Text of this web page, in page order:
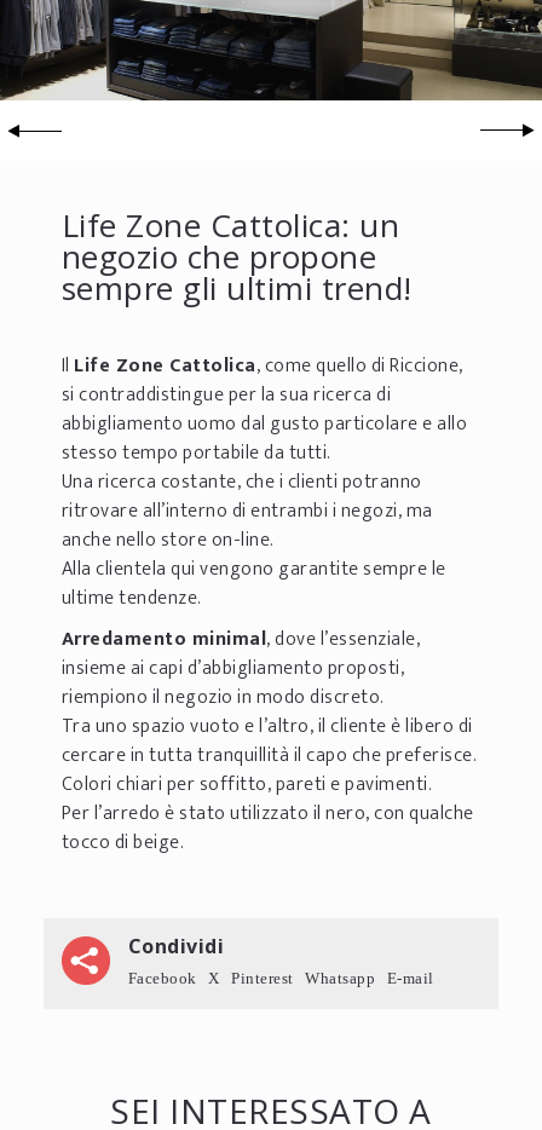
Life Zone Cattolica: un
negozio che propone
sempre gli ultimi trend!
Il Life Zone Cattolica, come quello di Riccione,
si contraddistingue per la sua ricerca di
abbigliamento uomo dal gusto particolare e allo
stesso tempo portabile da tutti.
Una ricerca costante, che i clienti potranno
ritrovare all’interno di entrambi i negozi, ma
anche nello store on-line.
Alla clientela qui vengono garantite sempre le
ultime tendenze.
Arredamento minimal, dove l’essenziale,
insieme ai capi d’abbigliamento proposti,
riempiono il negozio in modo discreto.
Tra uno spazio vuoto e l’altro, il cliente è libero di
cercare in tutta tranquillità il capo che preferisce.
Colori chiari per soffitto, pareti e pavimenti.
Per l’arredo è stato utilizzato il nero, con qualche
tocco di beige.
Condividi
Facebook X Pinterest Whatsapp E-mail
SEI INTERESSATO A